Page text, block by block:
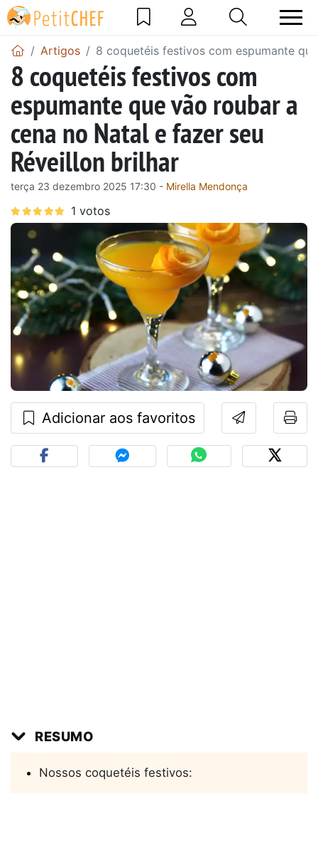
Artigos 8 coquetéis festivos com espumante
8 coquetéis festivos com
espumante que vão roubar a
cena no Natal e fazer seu
Réveillon brilhar
terça 23 dezembro 2025 17:30 - Mirella Mendonça
Adicionar aos favoritos
RESUMO
Nossos coquetéis festivos: